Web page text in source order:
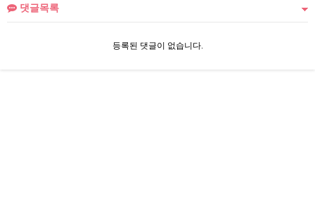
댓글목록
등록된 댓글이 없습니다.